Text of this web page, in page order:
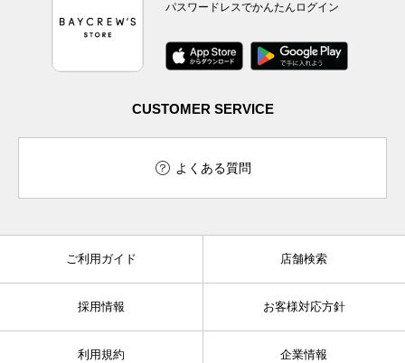
パスワードレスでかんたんログイン
CUSTOMER SERVICE
よくある質問
ご利用ガイド 店舗検索
採用情報 お客様対応方針
利用規約 企業情報